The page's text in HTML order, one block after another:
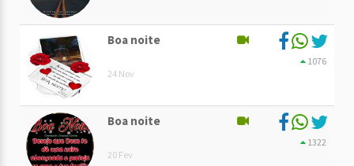
Boa noite
24 Nov
1076
Boa noite
20 Fev
1322